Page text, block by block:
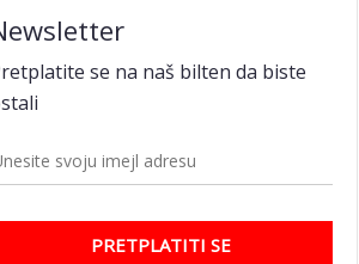
se na naš bilten da biste
PRETPLATITI SE